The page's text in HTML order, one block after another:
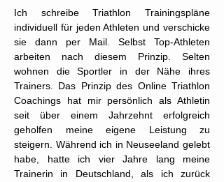
Ich schreibe Triathlon Trainingspläne
individuell für jeden Athleten und verschicke
sie dann per Mail. Selbst Top-Athleten
arbeiten nach diesem Prinzip. Selten
wohnen die Sportler in der Nähe ihres
Trainers. Das Prinzip des Online Triathlon
Coachings hat mir persönlich als Athletin
seit über einem Jahrzehnt erfolgreich
geholfen meine eigene Leistung zu
steigern. Während ich in Neuseeland gelebt
habe, hatte ich vier Jahre lang meine
Trainerin in Deutschland, als ich zurück